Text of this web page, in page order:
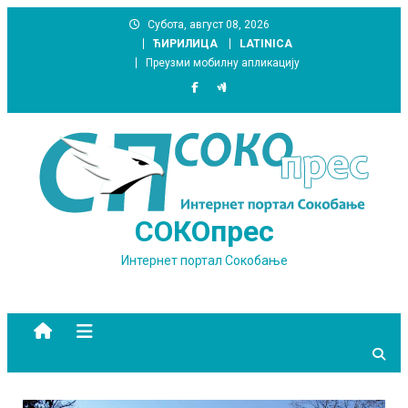
Субота, август 08, 2026
ЋИРИЛИЦА
LATINICA
Преузми мобилну апликацију
СОКОпрес
Интернет портал Сокобање